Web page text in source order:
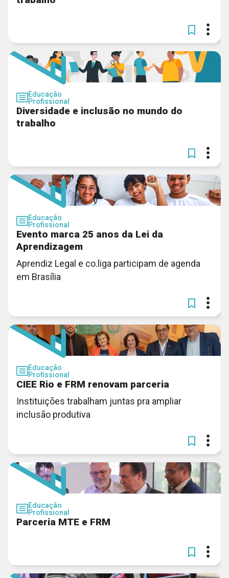
Educação
Profissional
Diversidade e inclusão no mundo do
trabalho
Educação
Profissional
Evento marca 25 anos da Lei da
Aprendizagem
Aprendiz Legal e co.liga participam de agenda
em Brasília
Educação
Profissional
CIEE Rio e FRM renovam parceria
Instituições trabalham juntas pra ampliar
inclusão produtiva
Educação
Profissional
Parceria MTE e FRM